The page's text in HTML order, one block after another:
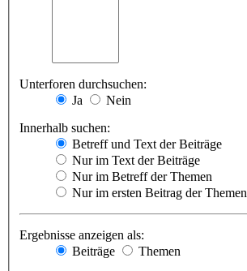
Unterforen durchsuchen:
Ja
Nein
Innerhalb suchen:
Betreff und Text der Beiträge
Nur im Text der Beiträge
Nur im Betreff der Themen
Nur im ersten Beitrag der Themen
Ergebnisse anzeigen als:
Beiträge
Themen